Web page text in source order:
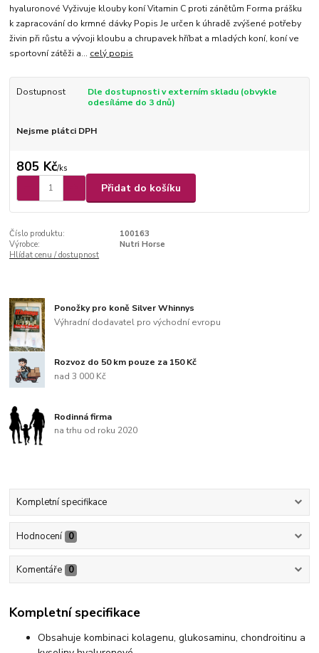
hyaluronové Vyživuje klouby koní Vitamin C proti zánětům Forma prášku
k zapracování do krmné dávky Popis Je určen k úhradě zvýšené potřeby
živin při růstu a vývoji kloubu a chrupavek hříbat a mladých koní, koní ve
sportovní zátěži a... celý popis
Dostupnost
Dle dostupnosti v externím skladu (obvykle
odesíláme do 3 dnů)
Nejsme plátci DPH
805 Kč/ks
Přidat do košíku
Číslo produktu:
100163
Výrobce:
Nutri Horse
Hlídat cenu / dostupnost
Ponožky pro koně Silver Whinnys
Výhradní dodavatel pro východní evropu
Rozvoz do 50 km pouze za 150 Kč
nad 3 000 Kč
Rodinná firma
na trhu od roku 2020
Kompletní specifikace
Hodnocení 0
Komentáře 0
Kompletní specifikace
Obsahuje kombinaci kolagenu, glukosaminu, chondroitinu a